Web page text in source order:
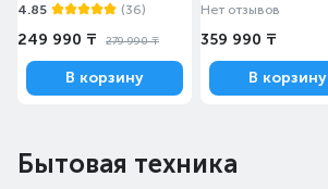
4.85
(36)
249 990 ₸ 279 990 ₸
В корзину
Нет отзывов
359 990 ₸
В корзину
Бытовая техника